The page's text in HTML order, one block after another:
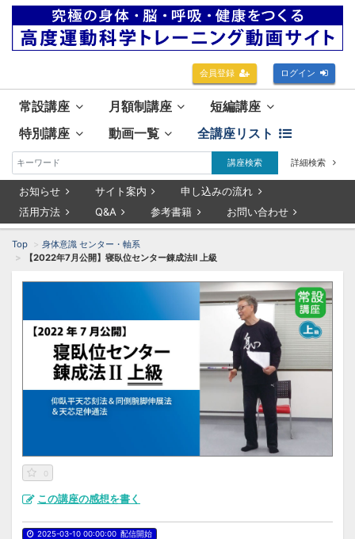
会員登録 ログイン
常設講座 月額制講座
短編講座
特別講座
動画一覧 全講座リスト
講座検索 詳細検索
お知らせ サイト案内
申し込みの流れ
活用方法
Q&A 参考書籍 お問い合わせ
Top
身体意識 センター・軸系
【2022年7月公開】寝臥位センター錬成法Ⅱ 上級
0
この講座の感想を書く
2025-03-10 00:00:00 配信開始